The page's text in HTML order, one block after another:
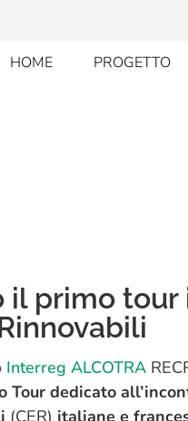
HOME PROGETTO
il primo
Interreg ALCOTRA
Tour dedicato
(CER) italiane e